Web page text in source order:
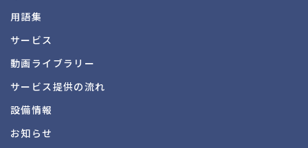
用語集
サービス
動画ライブラリー
サービス提供の流れ
設備情報
お知らせ